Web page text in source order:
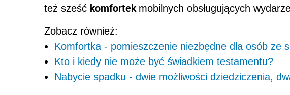
też sześć komfortek mobilnych obsługujących
Zobacz również:
Komfortka - pomieszczenie niezbędne dla osób ze
Kto i kiedy nie może być świadkiem testamentu?
Nabycie spadku - dwie możliwości dziedziczenia,